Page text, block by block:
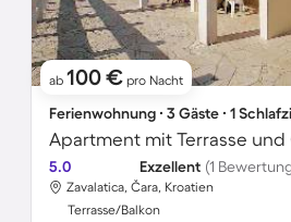
ab 100 € pro Nacht
Ferienwohnung ∙ 3 Gäste ∙ 1
5.0 Exzellent (1
Zavalatica, Čara, Kroatien
Terrasse/Balkon